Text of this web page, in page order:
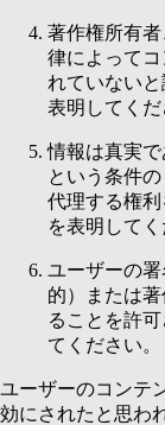
著作権所有
律によって
れていない
表明してくだ
情報は真実
という条件
代理する権
を表明してく
ユーザーの
的）または
ることを許
てください。
ユーザーのコンテ
効にされたと思わ